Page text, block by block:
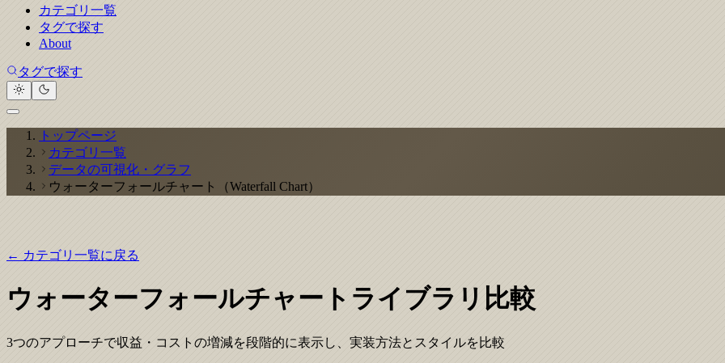
カテゴリ一覧
タグで探す
About
タグで探す
トップページ
カテゴリ一覧
データの可視化・グラフ
ウォーターフォールチャート（Waterfall Chart）
← カテゴリ一覧に戻る
ウォーターフォールチャートライブラリ比較
3つのアプローチで収益・コストの増減を段階的に表示し、実装方法とスタイルを比較